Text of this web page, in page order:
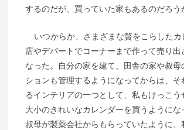
するのだが、買っていた家もあるのだろう
いつからか、さまざまな贅をこらした
店やデパートでコーナーまで作って売り出
なった。自分の家を建て、田舎の家や叔母
ションも管理するようになってからは、そ
るインテリアの一つとして、私もけっこう
大小のきれいなカレンダーを買うようにな
叔母が製薬会社からもらっていたように、